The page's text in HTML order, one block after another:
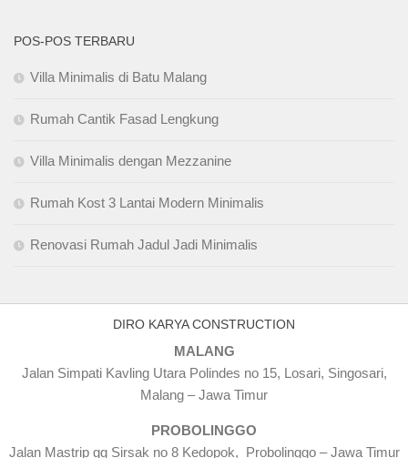
POS-POS TERBARU
Villa Minimalis di Batu Malang
Rumah Cantik Fasad Lengkung
Villa Minimalis dengan Mezzanine
Rumah Kost 3 Lantai Modern Minimalis
Renovasi Rumah Jadul Jadi Minimalis
DIRO KARYA CONSTRUCTION
MALANG
Jalan Simpati Kavling Utara Polindes no 15, Losari, Singosari,
Malang – Jawa Timur
PROBOLINGGO
Jalan Mastrip gg Sirsak no 8 Kedopok, Probolinggo – Jawa Timur